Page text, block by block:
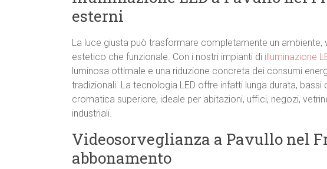
esterni
La luce giusta può trasformare completamente un
estetico che funzionale. Con i nostri impianti di illuminazione
luminosa ottimale e una riduzione concreta dei consumi
tradizionali. La tecnologia LED offre infatti lunga durata,
cromatica superiore, ideale per abitazioni, uffici, negozi,
industriali.
Videosorveglianza a Pavullo nel
abbonamento